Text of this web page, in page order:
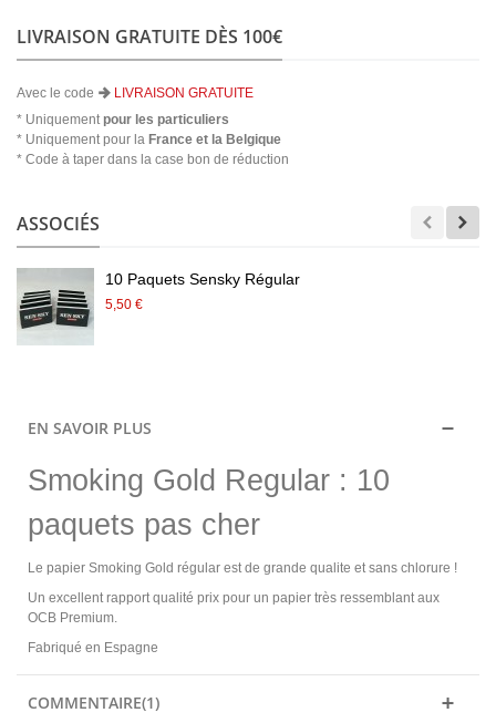
LIVRAISON GRATUITE DÈS 100€
Avec le code
LIVRAISON GRATUITE
* Uniquementpour les particuliers
* Uniquement pour la France et la Belgique
* Code à taper dans la case bon de réduction
ASSOCIÉS
10 Paquets Sensky Régular
5,50 €
EN SAVOIR PLUS
Smoking Gold Regular : 10
paquets pas cher
Le papier Smoking Gold régular est de grande qualite et sans chlorure !
Un excellent rapport qualité prix pour un papier très ressemblant aux
OCB Premium.
Fabriqué en Espagne
COMMENTAIRE(1)